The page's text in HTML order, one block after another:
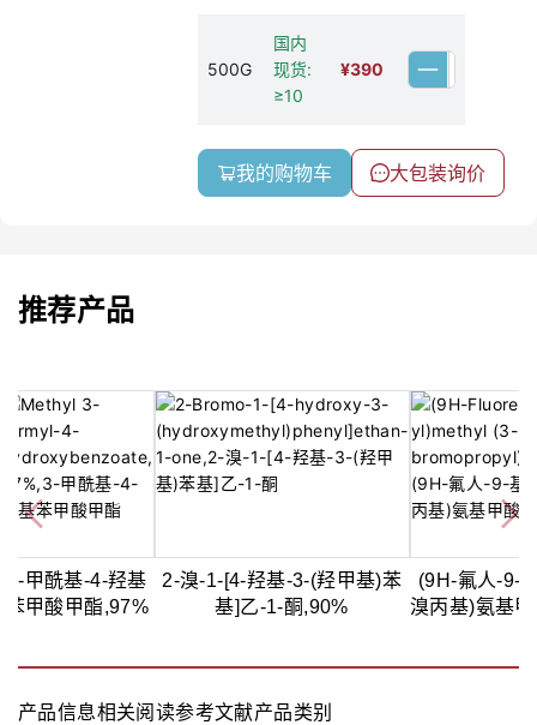
500G
国内
现货:
≥10
¥390
我的购物车 大包装询价
推荐产品
3-甲酰基-4-羟基
苯甲酸甲酯,97%
2-溴-1-[4-羟基-3-(羟甲基)苯
基]乙-1-酮,90%
(9H-氟人-9-
溴丙基)氨基
产品信息相关阅读参考文献产品类别